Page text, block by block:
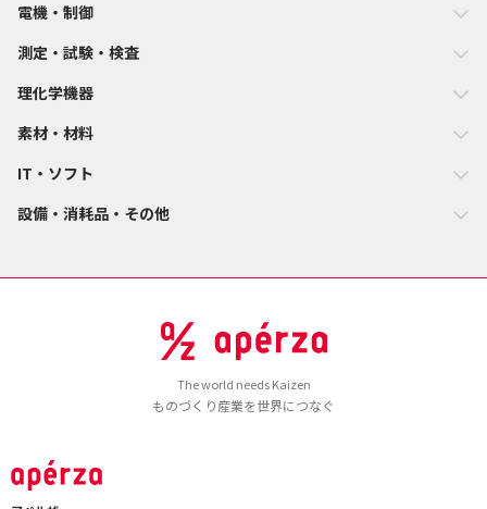
電機・制御
測定・試験・検査
理化学機器
素材・材料
IT・ソフト
設備・消耗品・その他
The world needs Kaizen
ものづくり産業を世界につなぐ